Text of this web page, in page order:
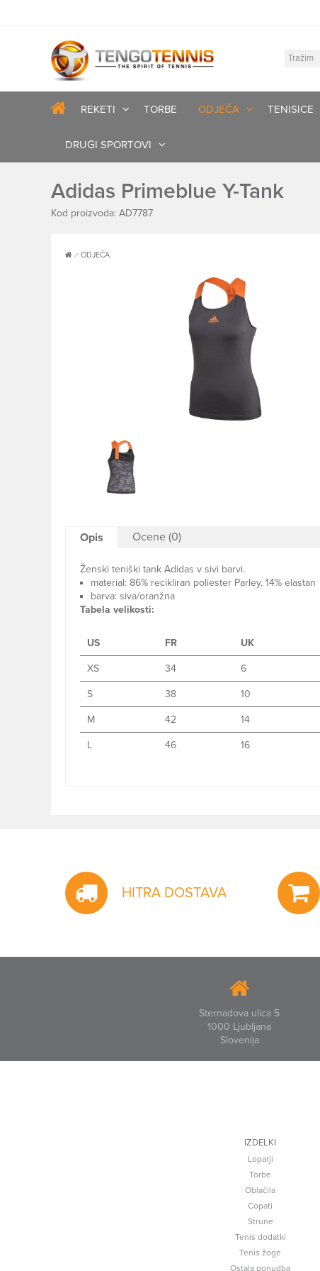
REKETI TORBE ODJEČA TENISICE
DRUGI SPORTOVI
Adidas Primeblue Y-Tank
Kod proizvoda: AD7787
ODJEČA
Opis Ocene (0)
Ženski teniški tank Adidas v sivi barvi.
material: 86% recikliran poliester Parley, 14% elastan
barva: siva/oranžna
Tabela velikosti:
US FR UK
XS 34 6
S 38 10
M 42 14
L 46 16
HITRA DOSTAVA
Sternadova ulica 5
1000 Ljubljana
Slovenija
IZDELKI
Loparji
Torbe
Oblačila
Copati
Strune
Tenis dodatki
Tenis žoge
Ostala ponudba